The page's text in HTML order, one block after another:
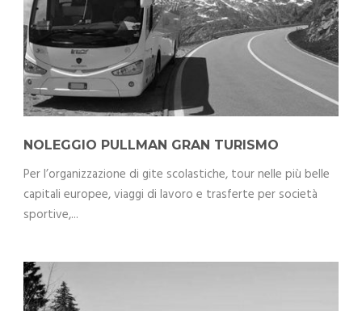
NOLEGGIO PULLMAN GRAN TURISMO
Per l’organizzazione di gite scolastiche, tour nelle più belle
capitali europee, viaggi di lavoro e trasferte per società
sportive,...